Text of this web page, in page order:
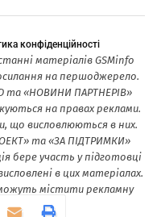
конфіденційності
матеріалів GSMinfo
на першоджерело.
та «НОВИНИ ПАРТНЕРІВ»
на правах реклами.
що висловлюються в них.
та «ЗА ПІДТРИМКИ»
бере участь у підготовці
в цих матеріалах.
містити рекламну